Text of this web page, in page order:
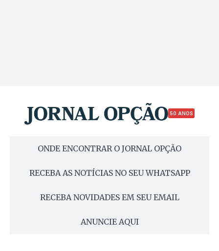
50 ANOS
ONDE ENCONTRAR O JORNAL OPÇÃO
RECEBA AS NOTÍCIAS NO SEU WHATSAPP
RECEBA NOVIDADES EM SEU EMAIL
ANUNCIE AQUI